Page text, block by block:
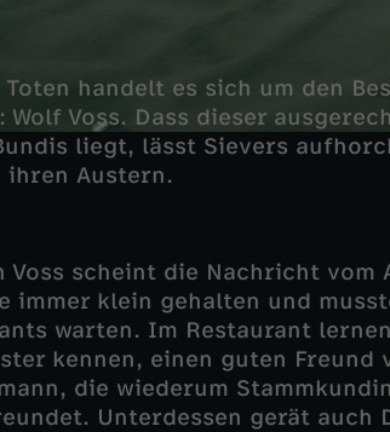
Toten handelt es sich um den
Wolf Voss. Dass dieser
liegt, lässt Sievers
ihren Austern.
Voss scheint die Nachricht vom
immer klein gehalten und
warten. Im Restaurant
kennen, einen guten Freund
die wiederum
Unterdessen gerät auch